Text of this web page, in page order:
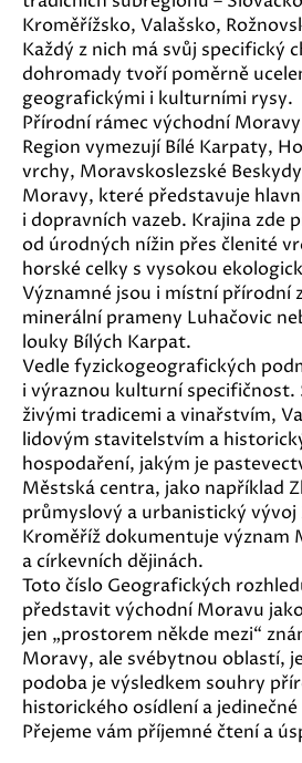
Kroměřížsko, Valašsko,
Každý z nich má svůj specifický
dohromady tvoří poměrně
geografickými i kulturními rysy.
Přírodní rámec východní
Region vymezují Bílé Karpaty,
vrchy, Moravskoslezské
Moravy, které představuje
i dopravních vazeb. Krajina zde
od úrodných nížin přes členité
horské celky s vysokou
Významné jsou i místní přírodní
minerální prameny Luhačovic
louky Bílých Karpat.
Vedle fyzickogeografických
i výraznou kulturní specifičnost.
živými tradicemi a vinařstvím,
lidovým stavitelstvím a
hospodaření, jakým je
Městská centra, jako například
průmyslový a urbanistický
Kroměříž dokumentuje význam
a církevních dějinách.
Toto číslo Geografických
představit východní Moravu
jen „prostorem někde mezi“
Moravy, ale svébytnou oblastí,
podoba je výsledkem souhry
historického osídlení a
Přejeme vám příjemné čtení a